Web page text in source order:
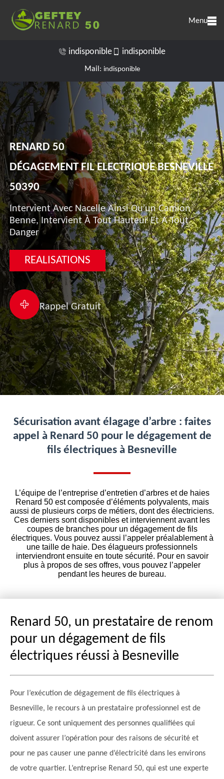
Menu
indisponible indisponible
Mail: indisponible
RENARD 50
DÉGAGEMENT FIL ELECTRIQUE BESNEVILLE
50390
Intervient Avec Nacelle Ainsi Qu'un Camion
Benne, Intervient À Tout Hauteur Et A Tout
Danger
REALISATIONS
Rappel Gratuit
Sécurisation avant élagage d’arbre : faites
appel à Renard 50 pour le dégagement de
fils électriques à Besneville
L’équipe de l’entreprise d’entretien d’arbres et de haies
Renard 50 est composée d’éléments polyvalents, mais
aussi de plusieurs corps de métiers, dont des électriciens.
Ces derniers sont disponibles et interviennent avant les
coupes de branches pour un dégagement de fils
électriques. Vous pouvez aussi l’appeler préalablement à
une taille de haie. Des élagueurs professionnels
interviendront ensuite en toute sécurité. Pour en savoir
plus à propos de ses offres, vous pouvez l’appeler
pendant les heures de bureau.
Renard 50, un prestataire de renom
pour un dégagement de fils
électriques réussi à Besneville
Pour l’exécution de dégagement de fils électriques à
Besneville, le recours à un prestataire professionnel est de
rigueur. Ce sont uniquement des personnes qualifiées qui
doivent assurer l’opération pour des raisons de sécurité et
pour ne pas causer une panne d’électricité dans les environs
de votre quartier. L’entreprise Renard 50, qui est une experte